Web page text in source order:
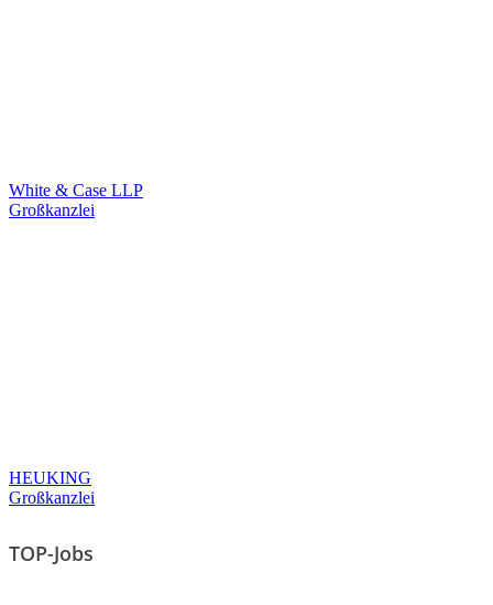
White & Case LLP
Großkanzlei
HEUKING
Großkanzlei
TOP-Jobs